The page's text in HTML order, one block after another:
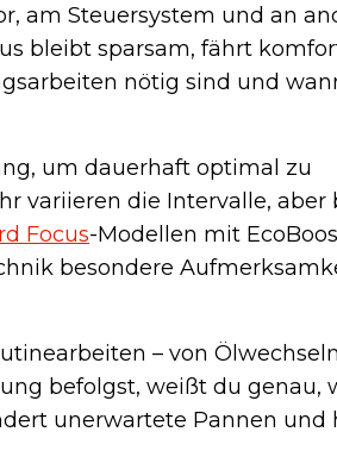
am Steuersystem und an
bleibt sparsam, fährt
nötig sind und
um dauerhaft optimal zu
variieren die Intervalle,
Focus-Modellen mit
besondere
– von
befolgst, weißt du genau,
unerwartete Pannen und